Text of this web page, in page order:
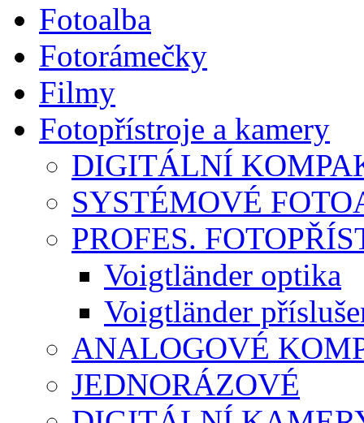
Fotoalba
Fotorámečky
Filmy
Fotopřístroje a kamery
DIGITÁLNÍ
SYSTÉMOVÉ
PROFES.
Voigtländer optika
Voigtländer
ANALOGOVÉ
JEDNORÁZOVÉ